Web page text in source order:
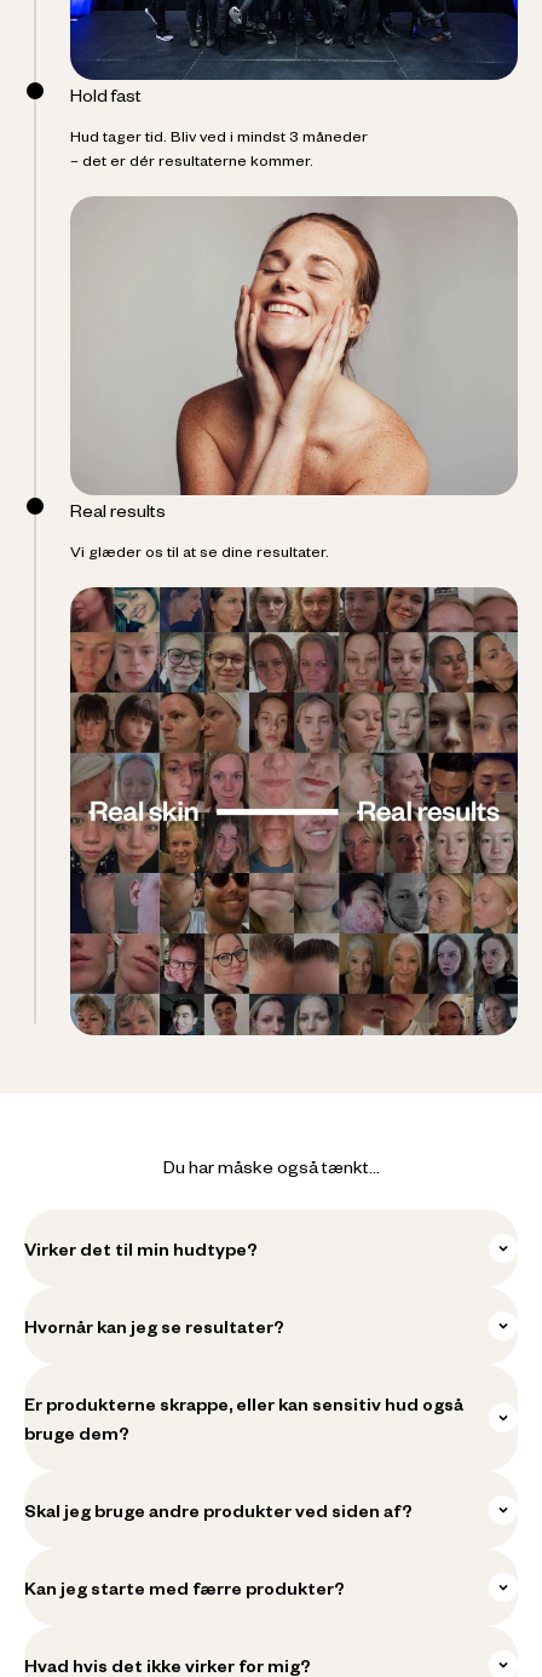
Hold fast
Hud tager tid. Bliv ved i mindst 3 måneder
– det er dér resultaterne kommer.
Real results
Vi glæder os til at se dine resultater.
Du har måske også tænkt...
Virker det til min hudtype?
Hvornår kan jeg se resultater?
Er produkterne skrappe, eller kan sensitiv hud også
bruge dem?
Skal jeg bruge andre produkter ved siden af?
Kan jeg starte med færre produkter?
Hvad hvis det ikke virker for mig?